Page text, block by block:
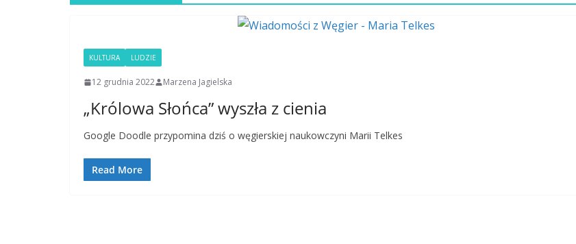
KULTURA LUDZIE
12 grudnia 2022 Marzena Jagielska
„Królowa Słońca” wyszła z cienia
Google Doodle przypomina dziś o węgierskiej naukowczyni Marii Telkes
Read More